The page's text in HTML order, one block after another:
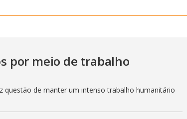
por meio de trabalho
questão de manter um intenso trabalho humanitário